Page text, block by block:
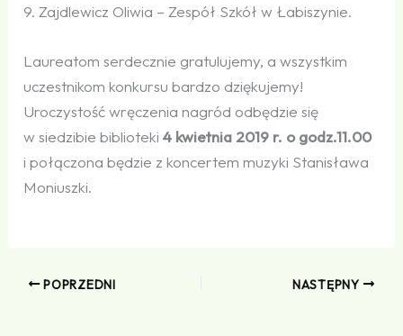
9. Zajdlewicz Oliwia – Zespół Szkół w Łabiszynie.
Laureatom serdecznie gratulujemy, a wszystkim
uczestnikom konkursu bardzo dziękujemy!
Uroczystość wręczenia nagród odbędzie się
w siedzibie biblioteki4 kwietnia 2019 r. o godz.11.00
i połączona będzie z koncertem muzyki Stanisława
Moniuszki.
POPRZEDNI NASTĘPNY